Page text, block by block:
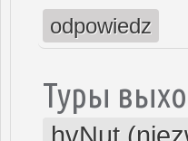
odpowiedz
Туры
hvNut